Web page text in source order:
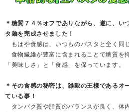
＊糖質７４％オフでありながら、遂に、い
タ麺を完成させました！
もはや食感は、いつものパスタと全く同じ
食物繊維が豊富に含まれることで糖質を
「美味しさ」と「食感」を保っています。
＊その食感の秘密は、雑穀の王様であるオ
ている事！
タンパク質や脂質のバランスが良く、体